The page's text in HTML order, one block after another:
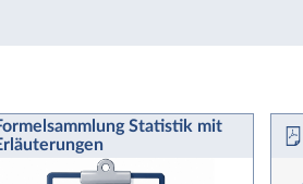
Statistik mit